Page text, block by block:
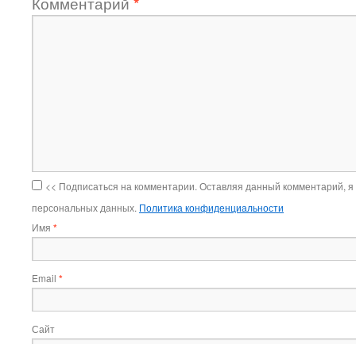
<< Подписаться на комментарии. Оставляя данный комментарий,
персональных данных. Политика конфиденциальности
Имя *
Email *
Сайт